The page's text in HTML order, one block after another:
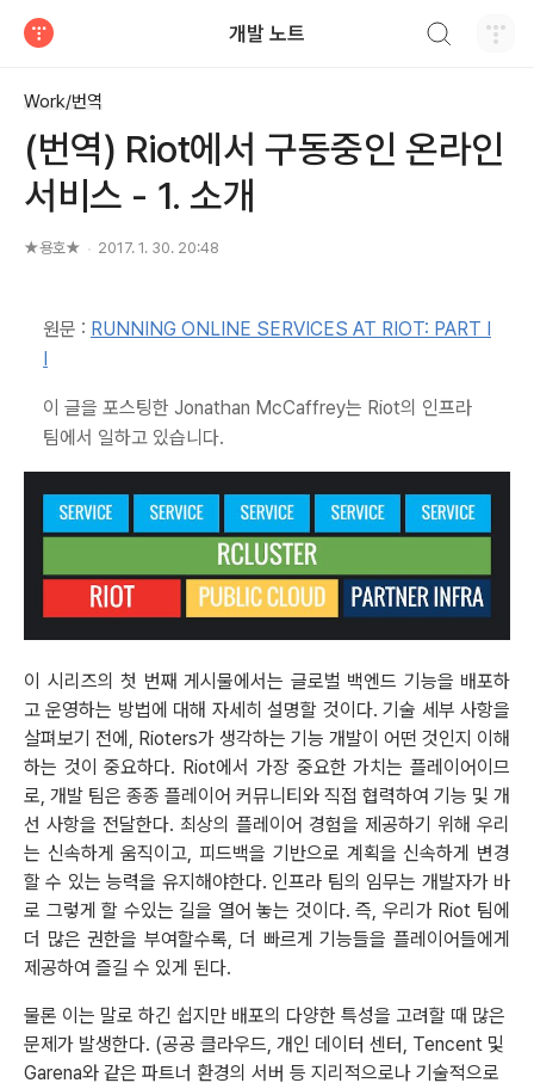
개발 노트
Work/번역
(번역) Riot에서 구동중인 온라인
서비스 - 1. 소개
★용호★ 2017. 1. 30. 20:48
원문 : RUNNING ONLINE SERVICES AT RIOT: PART I
I
이 글을 포스팅한 Jonathan McCaffrey는 Riot의 인프라
팀에서 일하고 있습니다.
이 시리즈의 첫 번째 게시물에서는 글로벌 백엔드 기능을 배포하
고 운영하는 방법에 대해 자세히 설명할 것이다. 기술 세부 사항을
살펴보기 전에, Rioters가 생각하는 기능 개발이 어떤 것인지 이해
하는 것이 중요하다. Riot에서 가장 중요한 가치는 플레이어이므
로, 개발 팀은 종종 플레이어 커뮤니티와 직접 협력하여 기능 및 개
선 사항을 전달한다. 최상의 플레이어 경험을 제공하기 위해 우리
는 신속하게 움직이고, 피드백을 기반으로 계획을 신속하게 변경
할 수 있는 능력을 유지해야한다. 인프라 팀의 임무는 개발자가 바
로 그렇게 할 수있는 길을 열어 놓는 것이다. 즉, 우리가 Riot 팀에
더 많은 권한을 부여할수록, 더 빠르게 기능들을 플레이어들에게
제공하여 즐길 수 있게 된다.
물론 이는 말로 하긴 쉽지만 배포의 다양한 특성을 고려할 때 많은
문제가 발생한다. (공공 클라우드, 개인 데이터 센터, Tencent 및
Garena와 같은 파트너 환경의 서버 등 지리적으로나 기술적으로